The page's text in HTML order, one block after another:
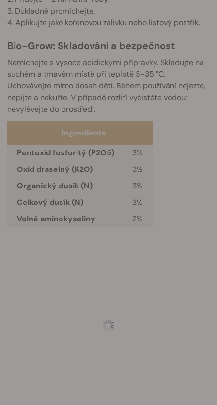
3. Důkladně promíchejte.
4. Aplikujte jako kořenovou zálivku nebo listový postřik.
Bio-Grow: Skladování a bezpečnost
Nemíchejte s vysoce acidickými přípravky. Skladujte na
suchém a tmavém místě při teplotě 5-35 °C.
Uchovávejte mimo dosah dětí. Během používání nejezte,
nepijte a nekuřte. V případě rozlití vyčistěte vodou;
nevylévejte do prostředí.
Ingredients
Pentoxid fosforitý (P2O5)
3%
Oxid draselný (K2O)
3%
Organický dusík (N)
3%
Celkový dusík (N)
3%
Volné aminokyseliny
2%